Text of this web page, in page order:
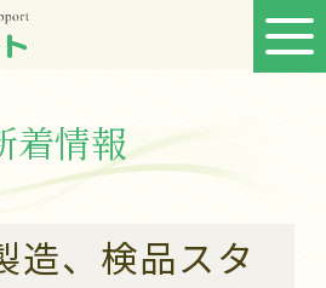
着情報
造、検品スタ